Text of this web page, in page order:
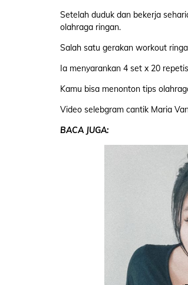
Setelah duduk dan bekerja
olahraga ringan.
Salah satu gerakan workout
Ia menyarankan 4 set x 20
Kamu bisa menonton tips
Video selebgram cantik Maria
BACA JUGA: